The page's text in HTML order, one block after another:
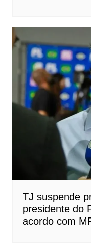
TJ suspende
presidente do
acordo com